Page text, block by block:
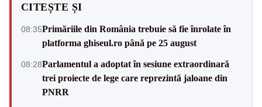
CITEȘTE ȘI
08:35Primăriile din România trebuie să fie înrolate în
platforma ghiseul.ro până pe 25 august
08:28Parlamentul a adoptat în sesiune extraordinară
trei proiecte de lege care reprezintă jaloane din
PNRR